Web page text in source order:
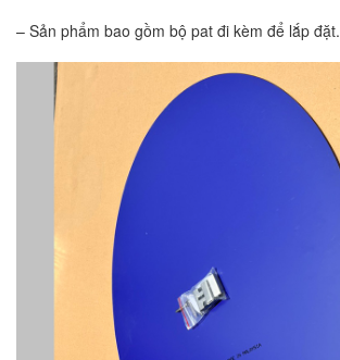
– Sản phẩm bao gồm bộ pat đi kèm để lắp đặt.